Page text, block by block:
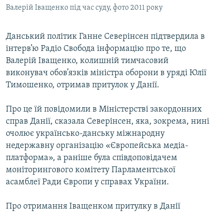
КРИМ РЕАЛІЇ
УКР
КТАТ
ДОЛУЧАЙСЯ!
Усі сайти RFE/RL
Валерій Іващенко під час суду, фото 2011 року
Данський політик Ганне Северінсен підтвердила в
інтерв’ю Радіо Свобода інформацію про те, що
Валерій Іващенко, колишній тимчасовий
виконувач обов’язків міністра оборони в уряді Юлії
Тимошенко, отримав притулок у Данії.
Про це їй повідомили в Міністерстві закордонних
справ Данії, сказала Северінсен, яка, зокрема, нині
очолює українсько-данську міжнародну
недержавну організацію «Європейська медіа-
платформа», а раніше була співдоповідачем
моніторингового комітету Парламентської
асамблеї Ради Європи у справах України.
Про отримання Іващенком притулку в Данії